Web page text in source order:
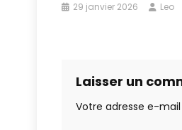
29 janvier 2026 Leo
Laisser un
Votre adresse e-